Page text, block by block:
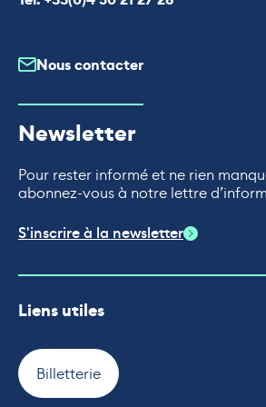
Nous contacter
Newsletter
Pour rester informé et ne rien
abonnez-vous à notre lettre
S'inscrire à la newsletter
Liens utiles
Billetterie